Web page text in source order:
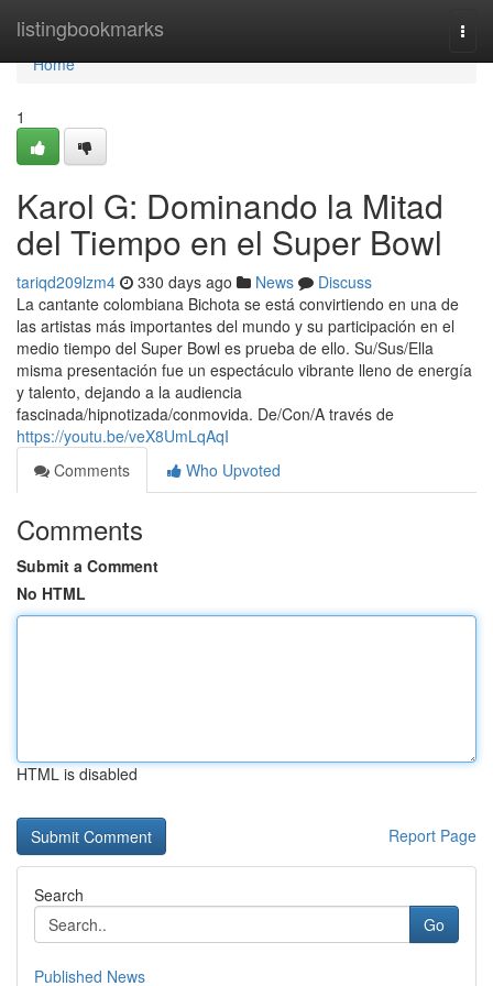
listingbookmarks
Home
Home
1
Karol G: Dominando la Mitad
del Tiempo en el Super Bowl
tariqd209lzm4 330 days ago News
Discuss
La cantante colombiana Bichota se está convirtiendo en una de
las artistas más importantes del mundo y su participación en el
medio tiempo del Super Bowl es prueba de ello. Su/Sus/Ella
misma presentación fue un espectáculo vibrante lleno de energía
y talento, dejando a la audiencia
fascinada/hipnotizada/conmovida. De/Con/A través de
https://youtu.be/veX8UmLqAqI
Comments
Who Upvoted
Comments
Submit a Comment
No HTML
HTML is disabled
Report Page
Search
Go
Published News